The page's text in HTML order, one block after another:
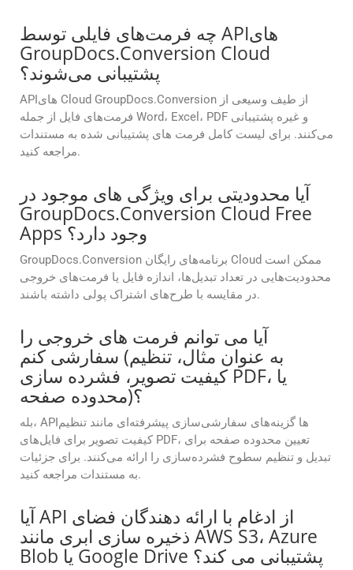
چه فرمت‌های فایلی توسط APIهای
GroupDocs.Conversion Cloud
پشتیبانی می‌شوند؟
APIهای Cloud GroupDocs.Conversion از طیف وسیعی از
فرمت‌های فایل از جمله Word، Excel، PDF و غیره پشتیبانی
می‌کنند. برای لیست کامل فرمت های پشتیبانی شده به مستندات
مراجعه کنید.
آیا محدودیتی برای ویژگی های موجود در
GroupDocs.Conversion Cloud Free
Apps وجود دارد؟
GroupDocs.Conversion برنامه‌های رایگان Cloud ممکن است
محدودیت‌هایی در تعداد تبدیل‌ها، اندازه فایل یا فرمت‌های خروجی
در مقایسه با طرح‌های اشتراک پولی داشته باشند.
آیا می توانم فرمت های خروجی را
سفارشی کنم (به عنوان مثال، تنظیم
کیفیت تصویر، فشرده سازی PDF، یا
محدوده صفحه)؟
بله، APIها گزینه‌های سفارشی‌سازی پیشرفته‌ای مانند تنظیم
کیفیت تصویر برای فایل‌های PDF، تعیین محدوده صفحه برای
تبدیل و تنظیم سطوح فشرده‌سازی را ارائه می‌کنند. برای جزئیات
به مستندات مراجعه کنید.
آیا API از ادغام با ارائه دهندگان فضای
ذخیره سازی ابری مانند AWS S3، Azure
Blob یا Google Drive پشتیبانی می کند؟